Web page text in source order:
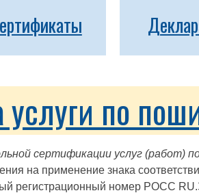
по
сертификации услуг (работ)
на применение знака
регистрационный номер РОСС